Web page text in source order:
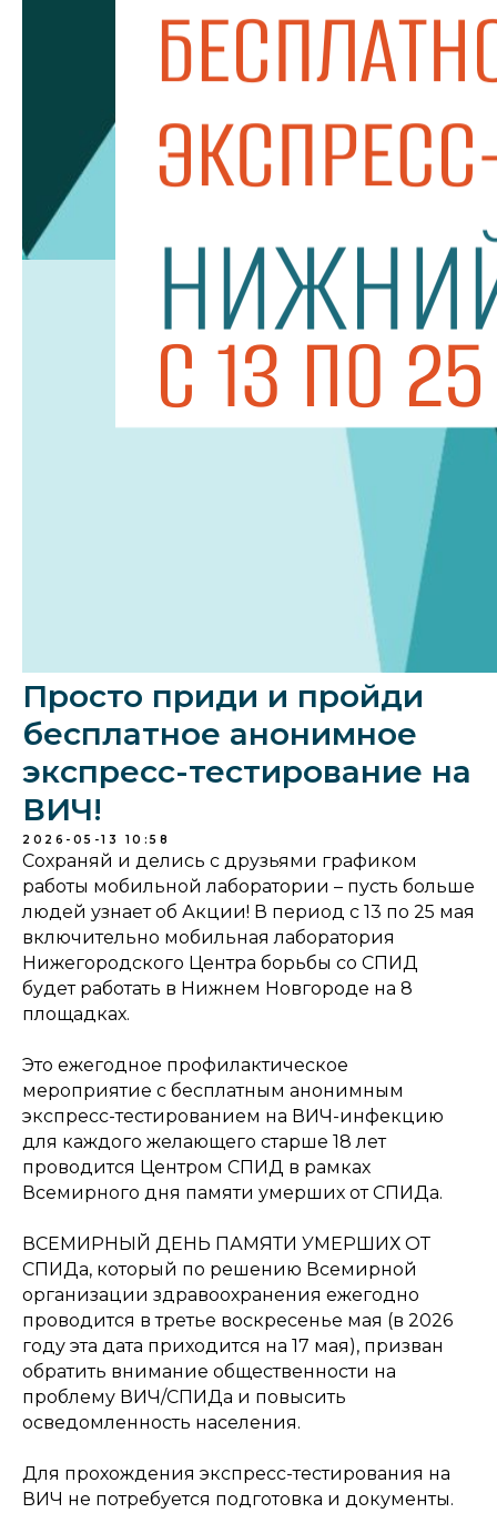
Просто приди и пройди
бесплатное анонимное
экспресс-тестирование на
ВИЧ!
2026-05-13 10:58
Сохраняй и делись с друзьями графиком
работы мобильной лаборатории – пусть больше
людей узнает об Акции! В период с 13 по 25 мая
включительно мобильная лаборатория
Нижегородского Центра борьбы со СПИД
будет работать в Нижнем Новгороде на 8
площадках.
Это ежегодное профилактическое
мероприятие с бесплатным анонимным
экспресс-тестированием на ВИЧ-инфекцию
для каждого желающего старше 18 лет
проводится Центром СПИД в рамках
Всемирного дня памяти умерших от СПИДа.
ВСЕМИРНЫЙ ДЕНЬ ПАМЯТИ УМЕРШИХ ОТ
СПИДа, который по решению Всемирной
организации здравоохранения ежегодно
проводится в третье воскресенье мая (в 2026
году эта дата приходится на 17 мая), призван
обратить внимание общественности на
проблему ВИЧ/СПИДа и повысить
осведомленность населения.
Для прохождения экспресс-тестирования на
ВИЧ не потребуется подготовка и документы.